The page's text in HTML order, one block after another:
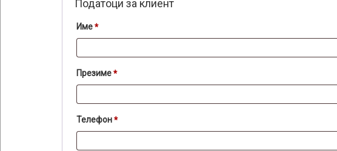
Податоци за клиент
Име*
Презиме*
Телефон*